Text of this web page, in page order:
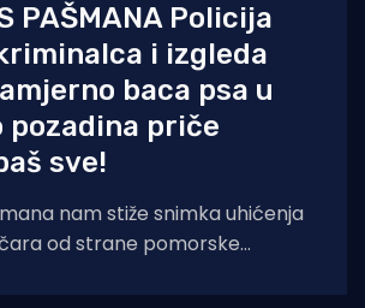
PAŠMANA Policija
i izgleda
baca psa u
pozadina priče
sve!
nam stiže snimka uhićenja
od strane pomorske